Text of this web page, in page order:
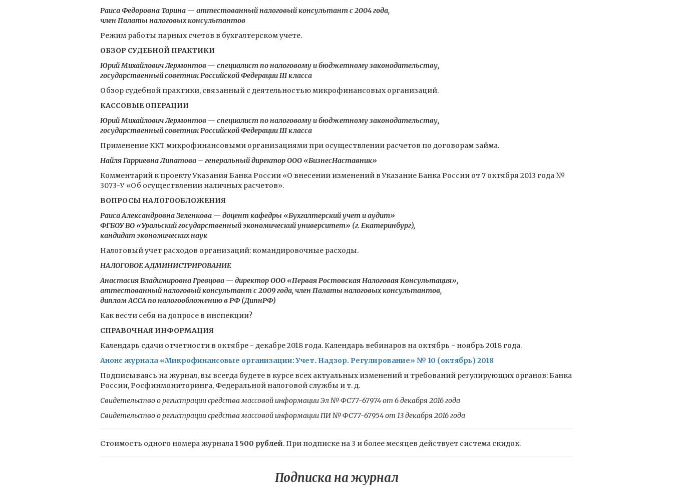
Раиса Федоровна Тарина — аттестованный налоговый консультант с 2004 года,
член Палаты налоговых консультантов
Режим работы парных счетов в бухгалтерском учете.
ОБЗОР СУДЕБНОЙ ПРАКТИКИ
Юрий Михайлович Лермонтов — специалист по налоговому и бюджетному законодательству,
государственный советник Российской Федерации III класса
Обзор судебной практики, связанный с деятельностью микрофинансовых организаций.
КАССОВЫЕ ОПЕРАЦИИ
Юрий Михайлович Лермонтов — специалист по налоговому и бюджетному законодательству,
государственный советник Российской Федерации III класса
Применение ККТ микрофинансовыми организациями при осуществлении расчетов по договорам займа.
Найля Гарриевна Липатова – генеральный директор ООО «БизнесНаставник»
Комментарий к проекту Указания Банка России «О внесении изменений в Указание Банка России от 7 октября 2013 года №
3073-У «Об осуществлении наличных расчетов».
ВОПРОСЫ НАЛОГООБЛОЖЕНИЯ
Раиса Александровна Зеленкова — доцент кафедры «Бухгалтерский учет и аудит»
ФГБОУ ВО «Уральский государственный экономический университет» (г. Екатеринбург),
кандидат экономических наук
Налоговый учет расходов организаций: командировочные расходы.
НАЛОГОВОЕ АДМИНИСТРИРОВАНИЕ
Анастасия Владимировна Гревцова — директор ООО «Первая Ростовская Налоговая Консультация»,
аттестованный налоговый консультант с 2009 года, член Палаты налоговых консультантов,
диплом АССА по налогообложению в РФ (ДипнРФ)
Как вести себя на допросе в инспекции?
СПРАВОЧНАЯ ИНФОРМАЦИЯ
Календарь сдачи отчетности в октябре - декабре 2018 года. Календарь вебинаров на октябрь - ноябрь 2018 года.
Анонс журнала «Микрофинансовые организации: Учет. Надзор. Регулирование» № 10 (октябрь) 2018
Подписываясь на журнал, вы всегда будете в курсе всех актуальных изменений и требований регулирующих органов: Банка
России, Росфинмониторинга, Федеральной налоговой службы и т. д.
Свидетельство о регистрации средства массовой информации Эл № ФС77-67974 от 6 декабря 2016 года
Свидетельство о регистрации средства массовой информации ПИ № ФС77-67954 от 13 декабря 2016 года
Стоимость одного номера журнала 1 500 рублей. При подписке на 3 и более месяцев действует система скидок.
Подписка на журнал